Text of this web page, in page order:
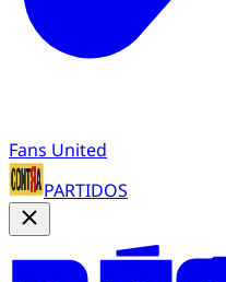
Fans United
PARTIDOS